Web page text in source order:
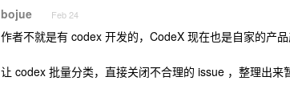
bojue Feb 24
作者不就是有 codex 开发的，CodeX 现在也是自家的产
让 codex 批量分类，直接关闭不合理的 issue ，整理出